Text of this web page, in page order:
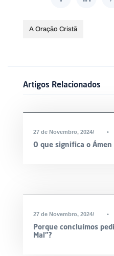
A Oração Cristã
Artigos Relacionados
27 de Novembro, 2024 •
O que significa o
27 de Novembro, 2024 •
Porque concluímos
Mal”?